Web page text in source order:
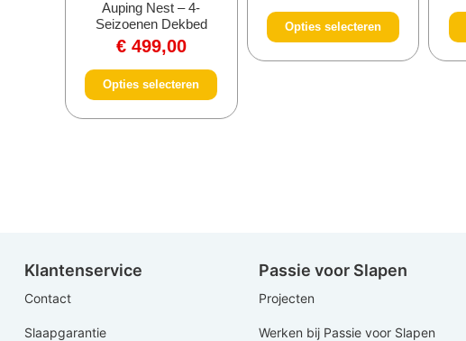
Auping Nest – 4-
Seizoenen Dekbed
€499,00
Opties selecteren
Opties selecteren
Klantenservice
Contact
Slaapgarantie
Passie voor Slapen
Projecten
Werken bij Passie voor Slapen